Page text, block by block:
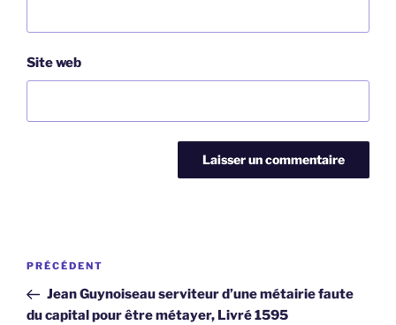
Site web
Navigation
l’article
Article
précédent
PRÉCÉDENT
Jean Guynoiseau serviteur d’une métairie faute
du capital pour être métayer, Livré 1595